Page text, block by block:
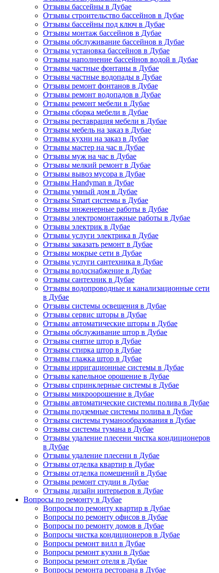
Отзывы бассейны в Дубае
Отзывы строительство бассейнов в Дубае
Отзывы бассейны под ключ в Дубае
Отзывы монтаж бассейнов в Дубае
Отзывы обслуживание бассейнов в Дубае
Отзывы установка бассейнов в Дубае
Отзывы наполнение бассейнов водой в Дубае
Отзывы частные фонтаны в Дубае
Отзывы частные водопады в Дубае
Отзывы ремонт фонтанов в Дубае
Отзывы ремонт водопадов в Дубае
Отзывы ремонт мебели в Дубае
Отзывы сборка мебели в Дубае
Отзывы реставрация мебели в Дубае
Отзывы мебель на заказ в Дубае
Отзывы кухни на заказ в Дубае
Отзывы мастер на час в Дубае
Отзывы муж на час в Дубае
Отзывы мелкий ремонт в Дубае
Отзывы вывоз мусора в Дубае
Отзывы Handyman в Дубае
Отзывы умный дом в Дубае
Отзывы Smart системы в Дубае
Отзывы инженерные работы в Дубае
Отзывы электромонтажные работы в Дубае
Отзывы электрик в Дубае
Отзывы услуги электрика в Дубае
Отзывы заказать ремонт в Дубае
Отзывы мокрые сети в Дубае
Отзывы услуги сантехника в Дубае
Отзывы водоснабжение в Дубае
Отзывы сантехник в Дубае
Отзывы водопроводные и канализационные сети
в Дубае
Отзывы системы освещения в Дубае
Отзывы сервис шторы в Дубае
Отзывы автоматические шторы в Дубае
Отзывы обслуживание штор в Дубае
Отзывы снятие штор в Дубае
Отзывы стирка штор в Дубае
Отзывы глажка штор в Дубае
Отзывы ирригационные системы в Дубае
Отзывы капельное орошение в Дубае
Отзывы спринклерные системы в Дубае
Отзывы микроорошение в Дубае
Отзывы автоматические системы полива в Дубае
Отзывы подземные системы полива в Дубае
Отзывы системы туманообразования в Дубае
Отзывы системы тумана в Дубае
Отзывы удаление плесени чистка кондиционеров
в Дубае
Отзывы удаление плесени в Дубае
Отзывы отделка квартир в Дубае
Отзывы отделка помещений в Дубае
Отзывы ремонт студии в Дубае
Отзывы дизайн интерьеров в Дубае
Вопросы по ремонту в Дубае
Вопросы по ремонту квартир в Дубае
Вопросы по ремонту офисов в Дубае
Вопросы по ремонту домов в Дубае
Вопросы чистка кондиционеров в Дубае
Вопросы ремонт вилл в Дубае
Вопросы ремонт кухни в Дубае
Вопросы ремонт отеля в Дубае
Вопросы ремонта ресторана в Дубае